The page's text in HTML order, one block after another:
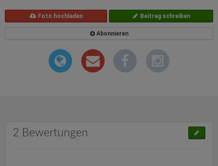
Foto hochladen Beitrag schreiben
Abonnieren
2 Bewertungen